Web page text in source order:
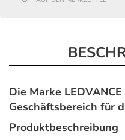
Die Marke
Geschäftsbereich für
Produktbeschreibung